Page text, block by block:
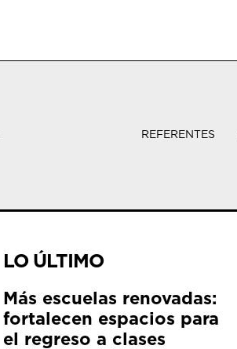
REFERENTES
LO ÚLTIMO
Más escuelas renovadas:
fortalecen espacios para
el regreso a clases